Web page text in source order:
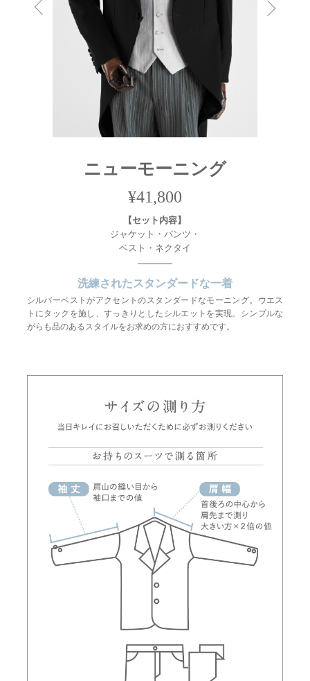
ニューモーニング
¥41,800
【セット内容】
ジャケット・パンツ・
ベスト・ネクタイ
洗練されたスタンダードな一着
シルバーベストがアクセントのスタンダードなモーニング。ウエス
トにタックを施し、すっきりとしたシルエットを実現。シンプルな
がらも品のあるスタイルをお求めの方におすすめです。